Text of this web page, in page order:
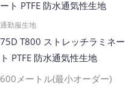
通勤服生地
75D T800 ストレッチラミネー
ト PTFE 防水通気性生地
600メートル(最小オーダー)